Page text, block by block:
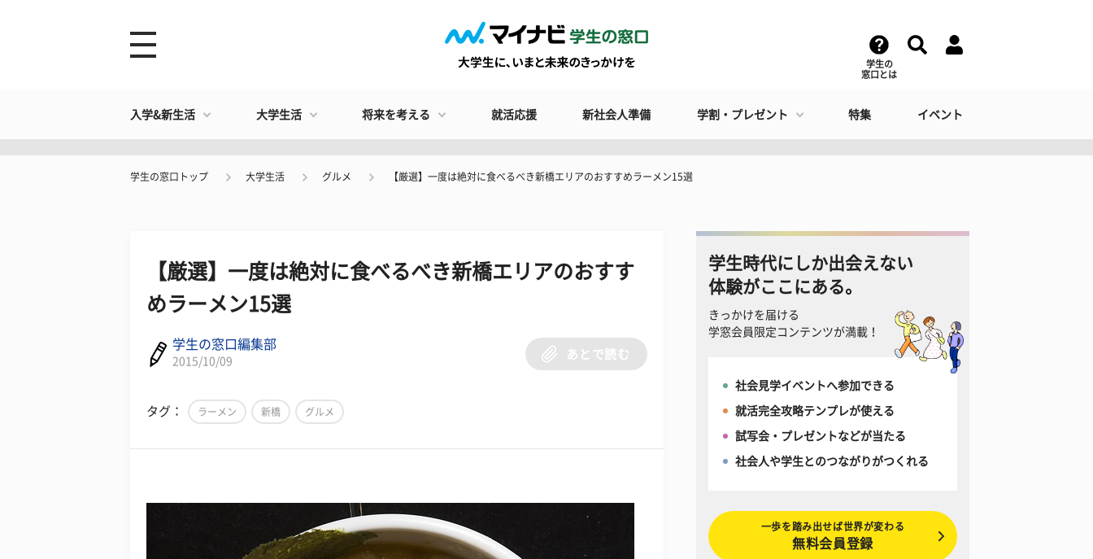
学生の
窓口とは
入学&新生活 大学生活 将来を考える 就活応援 新社会人準備 学割・プレゼント 特集 イベント
学生の窓口トップ 大学生活 グルメ 【厳選】一度は絶対に食べるべき新橋エリアのおすすめラーメン15選
【厳選】一度は絶対に食べるべき新橋エリアのおすす
めラーメン15選
学生の窓口編集部
2015/10/09
あとで読む
タグ： ラーメン 新橋 グルメ
学生時代にしか出会えない
体験がここにある。
きっかけを届ける
学窓会員限定コンテンツが満載！
社会見学イベントへ参加できる
就活完全攻略テンプレが使える
試写会・プレゼントなどが当たる
社会人や学生とのつながりがつくれる
一歩を踏み出せば世界が変わる
無料会員登録